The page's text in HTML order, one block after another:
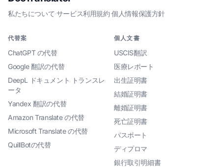
私たちについて·サービス利用規約·個人情報保護方針
代替案
ChatGPT の代替
Google 翻訳の代替
DeepL ドキュメント トランスレ
ータ
Yandex 翻訳の代替
Amazon Translate の代替
Microsoft Translate の代替
QuillBotの代替
個人文書
USCIS翻訳
医療レポート
出生証明書
結婚証明書
離婚証明書
死亡証明書
パスポート
ディプロマ
銀行取引明細書